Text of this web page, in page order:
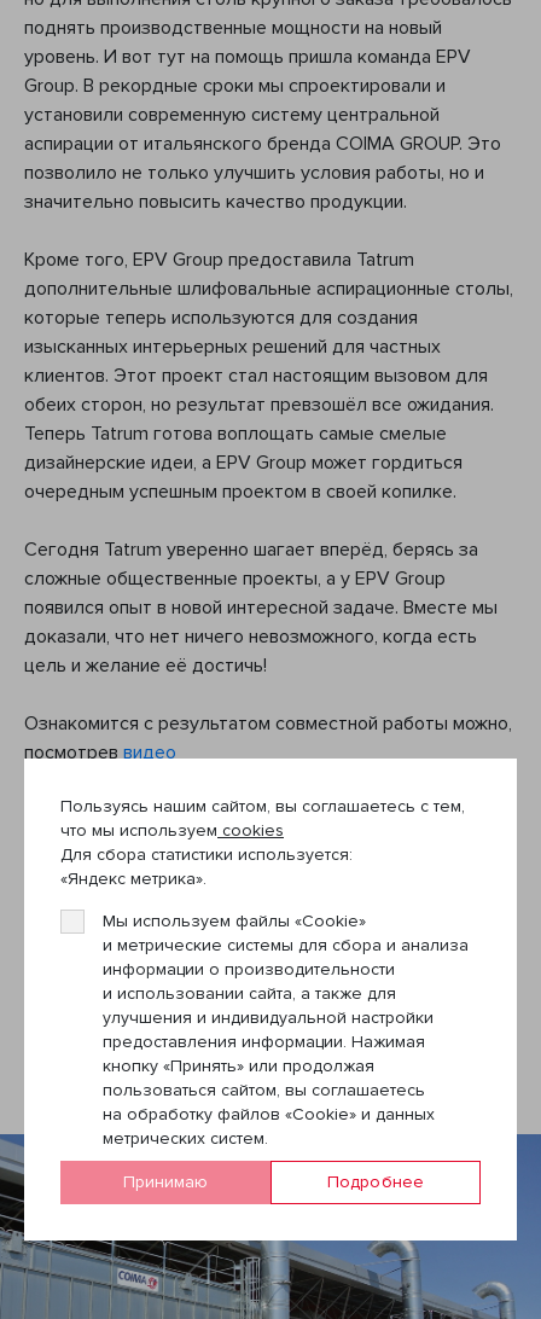
Пользуясь нашим сайтом, вы соглашаетесь с тем,
что мы используем cookies
Для сбора статистики используется:
«Яндекс метрика».
Мы используем файлы «Cookie»
и метрические системы для сбора и анализа
информации о производительности
и использовании сайта, а также для
улучшения и индивидуальной настройки
предоставления информации. Нажимая
кнопку «Принять» или продолжая
пользоваться сайтом, вы соглашаетесь
на обработку файлов «Cookie» и данных
метрических систем.
Принимаю Подробнее
поднять производственные мощности на новый
уровень. И вот тут на помощь пришла команда EPV
Group. В рекордные сроки мы спроектировали и
установили современную систему центральной
аспирации от итальянского бренда COIMA GROUP. Это
позволило не только улучшить условия работы, но и
значительно повысить качество продукции.
Кроме того, EPV Group предоставила Tatrum
дополнительные шлифовальные аспирационные столы,
которые теперь используются для создания
изысканных интерьерных решений для частных
клиентов. Этот проект стал настоящим вызовом для
обеих сторон, но результат превзошёл все ожидания.
Теперь Tatrum готова воплощать самые смелые
дизайнерские идеи, а EPV Group может гордиться
очередным успешным проектом в своей копилке.
Сегодня Tatrum уверенно шагает вперёд, берясь за
сложные общественные проекты, а у EPV Group
появился опыт в новой интересной задаче. Вместе мы
доказали, что нет ничего невозможного, когда есть
цель и желание её достичь!
Ознакомится с результатом совместной работы можно,
посмотреввидео
Предыдущая новость
Следующая новость